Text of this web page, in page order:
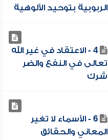
الربوبية بتوحيد الألوهية
4 - الاعتقاد في غير الله
تعالى في النفع والضر
شرك
6 - الأسماء لا تغير
المعاني والحقائق